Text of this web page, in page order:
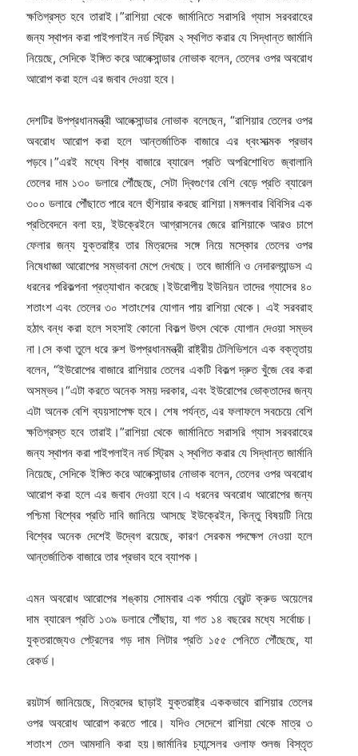
ক্ষতিগ্রস্ত হবে তারাই।”রাশিয়া থেকে জার্মানিতে সরাসরি গ্যাস সরবরাহের
জন্য স্থাপন করা পাইপলাইন নর্ড স্ট্রিম ২ স্থগিত করার যে সিদ্ধান্ত জার্মানি
নিয়েছে, সেদিকে ইঙ্গিত করে আলেক্সান্ডার নোভাক বলেন, তেলের ওপর অবরোধ
আরোপ করা হলে এর জবাব দেওয়া হবে।
দেশটির উপপ্রধানমন্ত্রী আলেক্সান্ডার নোভাক বলেছেন, “রাশিয়ার তেলের ওপর
অবরোধ আরোপ করা হলে আন্তর্জাতিক বাজারে এর ধ্বংসাত্মক প্রভাব
পড়বে।”এরই মধ্যে বিশ্ব বাজারে ব্যারেল প্রতি অপরিশোধিত জ্বালানি
তেলের দাম ১৩০ ডলারে পৌঁছেছে, সেটা দ্বিগুণের বেশি বেড়ে প্রতি ব্যারেল
৩০০ ডলারে পৌঁছাতে পারে বলে হুঁশিয়ার করছে রাশিয়া।মঙ্গলবার বিবিসির এক
প্রতিবেদনে বলা হয়, ইউক্রেইনে আগ্রাসনের জেরে রাশিয়াকে আরও চাপে
ফেলার জন্য যুক্তরাষ্ট্র তার মিত্রদের সঙ্গে নিয়ে মস্কোর তেলের ওপর
নিষেধাজ্ঞা আরোপের সম্ভাবনা মেপে দেখছে। তবে জার্মানি ও নেদারল্যান্ডস এ
ধরনের পরিকল্পনা প্রত্যাখান করেছে।ইউরোপীয় ইউনিয়ন তাদের গ্যাসের ৪০
শতাংশ এবং তেলের ৩০ শতাংশের যোগান পায় রাশিয়া থেকে। এই সরবরাহ
হঠাৎ বন্ধ করা হলে সহসাই কোনো বিকল্প উৎস থেকে যোগান দেওয়া সম্ভব
না।সে কথা তুলে ধরে রুশ উপপ্রধানমন্ত্রী রাষ্ট্রীয় টেলিভিশনে এক বক্তৃতায়
বলেন, “ইউরোপের বাজারে রাশিয়ার তেলের একটি বিকল্প দ্রুত খুঁজে বের করা
অসম্ভব।“এটা করতে অনেক সময় দরকার, এবং ইউরোপের ভোক্তাদের জন্য
এটা অনেক বেশি ব্যয়সাপেক্ষ হবে। শেষ পর্যন্ত, এর ফলাফলে সবচেয়ে বেশি
ক্ষতিগ্রস্ত হবে তারাই।”রাশিয়া থেকে জার্মানিতে সরাসরি গ্যাস সরবরাহের
জন্য স্থাপন করা পাইপলাইন নর্ড স্ট্রিম ২ স্থগিত করার যে সিদ্ধান্ত জার্মানি
নিয়েছে, সেদিকে ইঙ্গিত করে আলেক্সান্ডার নোভাক বলেন, তেলের ওপর অবরোধ
আরোপ করা হলে এর জবাব দেওয়া হবে।এ ধরনের অবরোধ আরোপের জন্য
পশ্চিমা বিশ্বের প্রতি দাবি জানিয়ে আসছে ইউক্রেইন, কিন্তু বিষয়টি নিয়ে
বিশ্বের অনেক দেশেই উদ্বেগ রয়েছে, কারণ সেরকম পদক্ষেপ নেওয়া হলে
আন্তর্জাতিক বাজারে তার প্রভাব হবে ব্যাপক।
এমন অবরোধ আরোপের শঙ্কায় সোমবার এক পর্যায়ে ব্রেন্ট ক্রুড অয়েলের
দাম ব্যারেল প্রতি ১৩৯ ডলারে পৌঁছায়, যা গত ১৪ বছরের মধ্যে সর্বোচ্চ।
যুক্তরাজ্যেও পেট্রলের গড় দাম লিটার প্রতি ১৫৫ পেনিতে পৌঁছেছে, যা
রেকর্ড।
রয়টার্স জানিয়েছে, মিত্রদের ছাড়াই যুক্তরাষ্ট্র এককভাবে রাশিয়ার তেলের
ওপর অবরোধ আরোপ করতে পারে। যদিও সেদেশে রাশিয়া থেকে মাত্র ৩
শতাংশ তেল আমদানি করা হয়।জার্মানির চ্যান্সেলর ওলাফ শুলজ বিস্তৃত